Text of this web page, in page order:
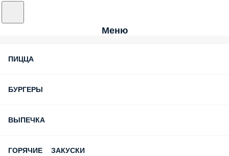
Меню
ПИЦЦА
БУРГЕРЫ
ВЫПЕЧКА
ГОРЯЧИЕ ЗАКУСКИ